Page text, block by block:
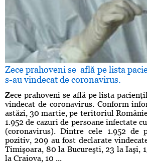
Zece prahoveni se află pe lista
s-au vindecat de coronavirus.
Zece prahoveni se află pe lista
vindecat de coronavirus. Conform
astăzi, 30 martie, pe teritoriul
1.952 de cazuri de persoane infectate
(coronavirus). Dintre cele 1.952 de
pozitiv, 209 au fost declarate
Timişoara, 80 la Bucureşti, 23 la Iaşi,
la Craiova, 10 ...